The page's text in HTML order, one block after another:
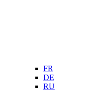
FR
DE
RU